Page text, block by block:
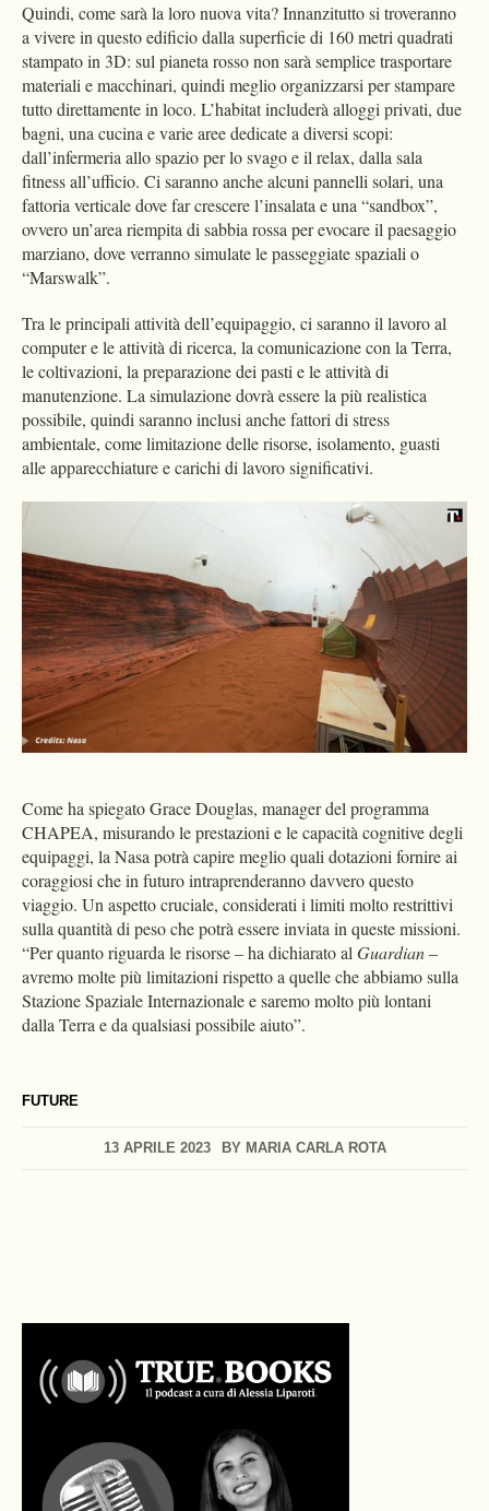
FUTURE
13 APRILE 2023 BY MARIA CARLA ROTA
Quindi, come sarà la loro nuova vita? Innanzitutto si troveranno
a vivere in questo edificio dalla superficie di 160 metri quadrati
stampato in 3D: sul pianeta rosso non sarà semplice trasportare
materiali e macchinari, quindi meglio organizzarsi per stampare
tutto direttamente in loco. L’habitat includerà alloggi privati, due
bagni, una cucina e varie aree dedicate a diversi scopi:
dall’infermeria allo spazio per lo svago e il relax, dalla sala
fitness all’ufficio. Ci saranno anche alcuni pannelli solari, una
fattoria verticale dove far crescere l’insalata e una “sandbox”,
ovvero un’area riempita di sabbia rossa per evocare il paesaggio
marziano, dove verranno simulate le passeggiate spaziali o
“Marswalk”.
Tra le principali attività dell’equipaggio, ci saranno il lavoro al
computer e le attività di ricerca, la comunicazione con la Terra,
le coltivazioni, la preparazione dei pasti e le attività di
manutenzione. La simulazione dovrà essere la più realistica
possibile, quindi saranno inclusi anche fattori di stress
ambientale, come limitazione delle risorse, isolamento, guasti
alle apparecchiature e carichi di lavoro significativi.
Come ha spiegato Grace Douglas, manager del programma
CHAPEA, misurando le prestazioni e le capacità cognitive degli
equipaggi, la Nasa potrà capire meglio quali dotazioni fornire ai
coraggiosi che in futuro intraprenderanno davvero questo
viaggio. Un aspetto cruciale, considerati i limiti molto restrittivi
sulla quantità di peso che potrà essere inviata in queste missioni.
“Per quanto riguarda le risorse – ha dichiarato al Guardian–
avremo molte più limitazioni rispetto a quelle che abbiamo sulla
Stazione Spaziale Internazionale e saremo molto più lontani
dalla Terra e da qualsiasi possibile aiuto”.